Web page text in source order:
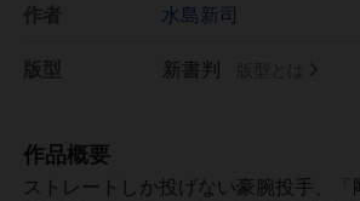
水島新司
新書判
作品概要
ストレートしか投げない豪腕投手、「